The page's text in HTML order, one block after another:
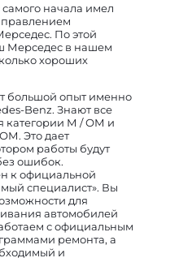
начала имел
По этой
Мерседес в нашем
хороших
большой опыт именно
Benz. Знают все
категории М / ОМ и
Это дает
работы будут
ошибок.
к официальной
специалист». Вы
для
автомобилей
с официальным
ремонта, а
и